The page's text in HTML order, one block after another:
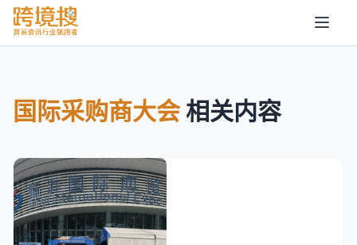
国际采购商大会相关内容